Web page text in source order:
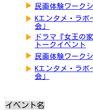
▶ 民画体験ワーク
▶ Kエンタメ・ラボ
会」
▶
ドラマ『女王の
トークイベント
▶ 民画体験ワーク
▶ Kエンタメ・ラボ
会」
イベント名